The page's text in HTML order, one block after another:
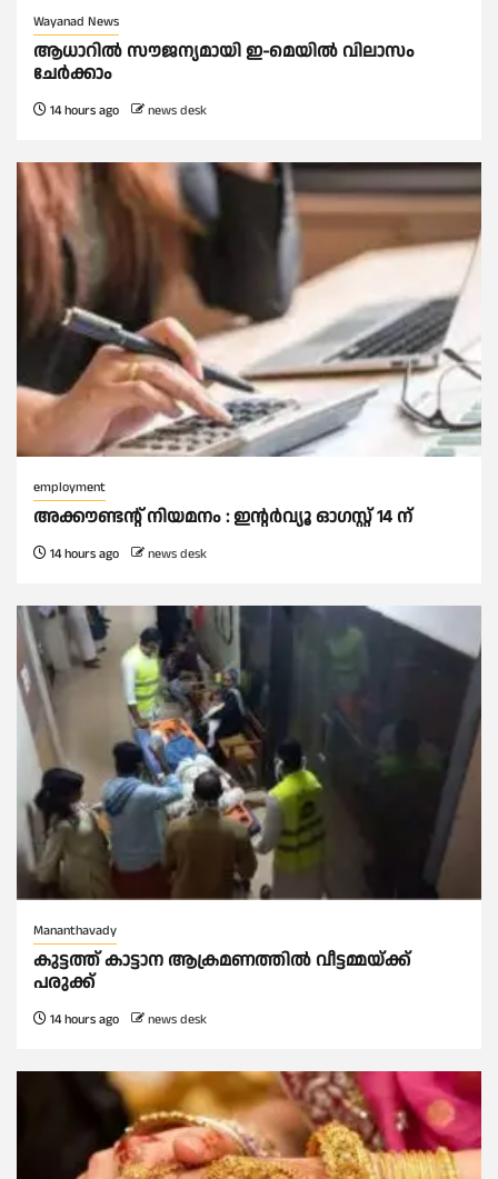
Wayanad News
ആധാറിൽ സൗജന്യമായി ഇ-മെയിൽ വിലാസം
ചേർക്കാം
14 hours ago news desk
employment
അക്കൗണ്ടന്റ് നിയമനം : ഇൻ്റർവ്യൂ ഓഗസ്റ്റ് 14 ന്
14 hours ago news desk
Mananthavady
കുട്ടത്ത് കാട്ടാന ആക്രമണത്തിൽ വീട്ടമ്മയ്ക്ക്
പരുക്ക്
14 hours ago news desk